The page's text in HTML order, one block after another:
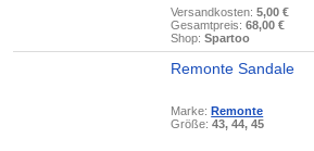
Versandkosten:5,00 €
Gesamtpreis:68,00 €
Shop:Spartoo
Remonte Sandale
Marke:Remonte
Größe:43, 44, 45